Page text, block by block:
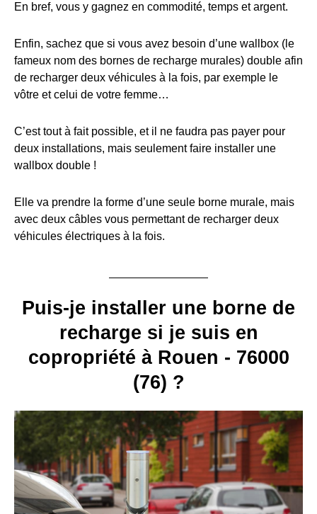
En bref, vous y gagnez en commodité, temps et argent.
Enfin, sachez que si vous avez besoin d’une wallbox (le
fameux nom des bornes de recharge murales) double afin
de recharger deux véhicules à la fois, par exemple le
vôtre et celui de votre femme…
C’est tout à fait possible, et il ne faudra pas payer pour
deux installations, mais seulement faire installer une
wallbox double !
Elle va prendre la forme d’une seule borne murale, mais
avec deux câbles vous permettant de recharger deux
véhicules électriques à la fois.
Puis-je installer une borne de
recharge si je suis en
copropriété à Rouen - 76000
(76) ?